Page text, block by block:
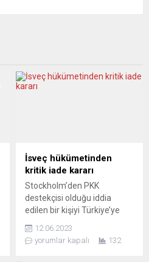
İsveç hükümetinden
kritik iade kararı
Stockholm’den PKK
destekçisi olduğu iddia
edilen bir kişiyi Türkiye’ye
Terörle mücadelede işbirliği
talep eden Ankara’ya
12.06.2023
yorumlar kapalı
132